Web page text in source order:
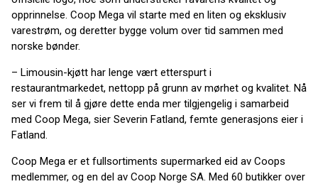
opprinnelse. Coop Mega vil starte med en liten og eksklusiv
varestrøm, og deretter bygge volum over tid sammen med
norske bønder.
– Limousin-kjøtt har lenge vært etterspurt i
restaurantmarkedet, nettopp på grunn av mørhet og kvalitet. Nå
ser vi frem til å gjøre dette enda mer tilgjengelig i samarbeid
med Coop Mega, sier Severin Fatland, femte generasjons eier i
Fatland.
Coop Mega er et fullsortiments supermarked eid av Coops
medlemmer, og en del av Coop Norge SA. Med 60 butikker over